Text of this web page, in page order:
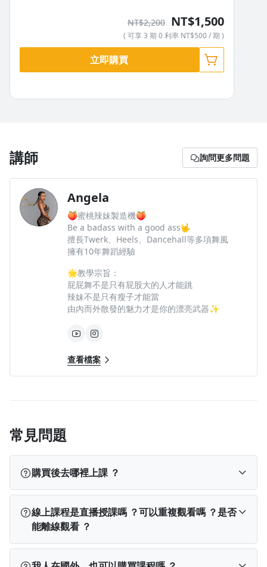
▍ ㄇ字跪地基本姿勢講解說明
▍ 基本跪姿開合臀部使用練習（ㄇ字手摸地）
▍ 挺胸跪姿基本姿勢講解說明
▍ 基本跪姿上下擺臀使用練習（放手挺胸）
▍ 串聯小COMBO組合
▍ 數拍排舞動作講解
▍ 完整版慢動作對音樂練習
▍ 原速度對音樂完整排舞練習
NT$2,200 NT$1,500
( 可享 3 期 0 利率 NT$500 / 期 )
立即購買
講師 詢問更多問題
Angela
🍑蜜桃辣妹製造機🍑
Be a badass with a good ass🤟
擅長Twerk、Heels、Dancehall等多項舞風
擁有10年舞蹈經驗
🌟教學宗旨：
屁屁舞不是只有屁股大的人才能跳
辣妹不是只有瘦子才能當
由內而外散發的魅力才是你的漂亮武器✨
查看檔案
常見問題
購買後去哪裡上課 ？
訂閱完成後，您可以依使用裝置從以下位置找到課
程：
PPA App：登入 App → 點選下方「我的學習」→
查看「已開通」課程。
線上課程是直播授課嗎 ？可以重複觀看嗎 ？是否
能離線觀看 ？
線上課程不是直播，所有內容（包含影片教學或文